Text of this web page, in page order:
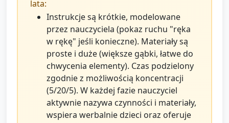
lata:
Instrukcje są krótkie, modelowane
przez nauczyciela (pokaz ruchu "ręka
w rękę" jeśli konieczne). Materiały są
proste i duże (większe gąbki, łatwe do
chwycenia elementy). Czas podzielony
zgodnie z możliwością koncentracji
(5/20/5). W każdej fazie nauczyciel
aktywnie nazywa czynności i materiały,
wspiera werbalnie dzieci oraz oferuje